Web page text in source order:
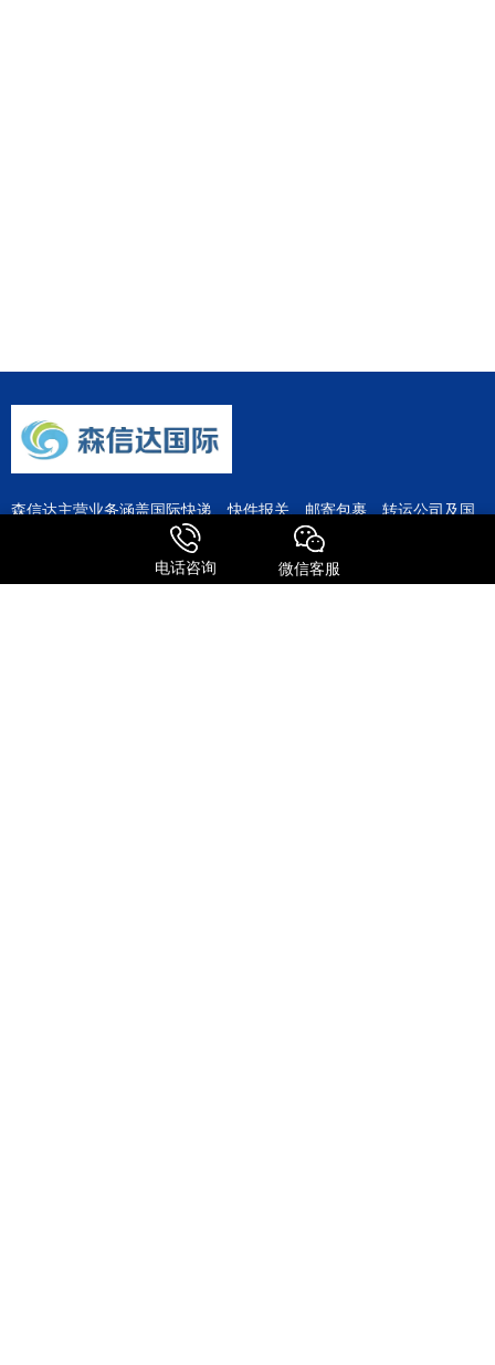
森信达主营业务涵盖国际快递、快件报关、邮寄包裹、转运公司及国
际物流等全链条服务。作为FEDEX、UPS、DHL、TNT等国际快递巨
头的深度合作伙伴，公司整合了全球专线资源，为客户提供极具竞争
电话咨询 微信客服